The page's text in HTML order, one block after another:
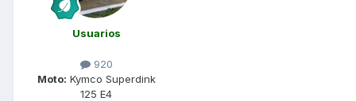
Usuarios
920
Moto: Kymco Superdink
125 E4